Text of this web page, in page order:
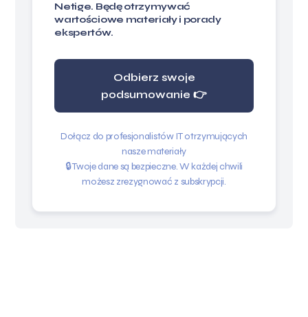
Netige. Będę otrzymywać
wartościowe materiały i porady
ekspertów.
Odbierz swoje
podsumowanie 👉
Dołącz do profesjonalistów IT otrzymujących
nasze materiały
🔒 Twoje dane są bezpieczne. W każdej chwili
możesz zrezygnować z subskrypcji.